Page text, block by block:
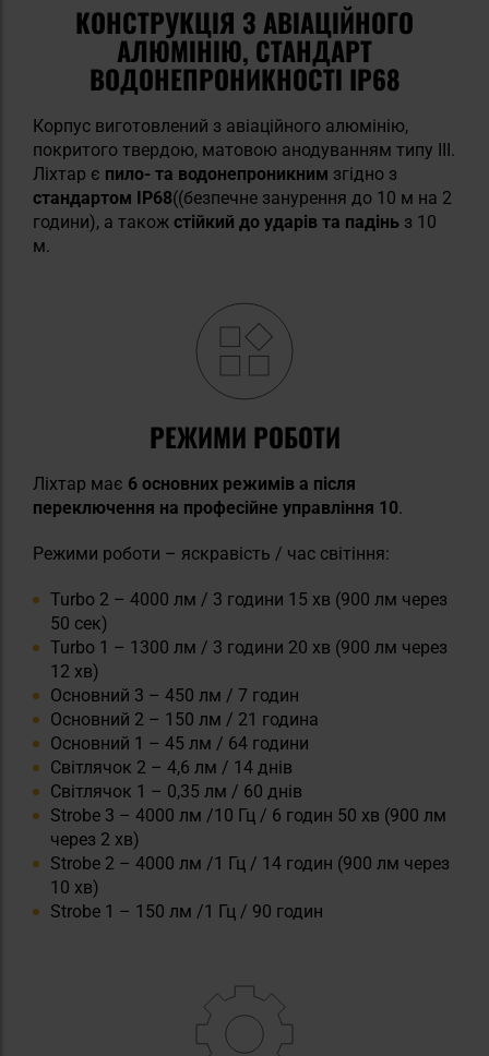
КОНСТРУКЦІЯ З АВІАЦІЙНОГО
АЛЮМІНІЮ, СТАНДАРТ
ВОДОНЕПРОНИКНОСТІ IP68
Корпус виготовлений з авіаційного алюмінію,
покритого твердою, матовою анодуванням типу III.
Ліхтар є пило- та водонепроникним згідно з
стандартом IP68((безпечне занурення до 10 м на 2
години), а також стійкий до ударів та падінь з 10
м.
РЕЖИМИ РОБОТИ
Ліхтар має 6 основних режимів а після
переключення на професійне управління 10.
Режими роботи – яскравість / час світіння:
Turbo 2 – 4000 лм / 3 години 15 хв (900 лм через
50 сек)
Turbo 1 – 1300 лм / 3 години 20 хв (900 лм через
12 хв)
Основний 3 – 450 лм / 7 годин
Основний 2 – 150 лм / 21 година
Основний 1 – 45 лм / 64 години
Світлячок 2 – 4,6 лм / 14 днів
Світлячок 1 – 0,35 лм / 60 днів
Strobe 3 – 4000 лм /10 Гц / 6 годин 50 хв (900 лм
через 2 хв)
Strobe 2 – 4000 лм /1 Гц / 14 годин (900 лм через
10 хв)
Strobe 1 – 150 лм /1 Гц / 90 годин